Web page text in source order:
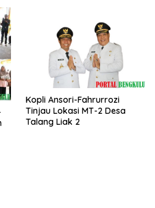
Kopli Ansori-Fahrurrozi
Tinjau Lokasi MT-2 Desa
Talang Liak 2